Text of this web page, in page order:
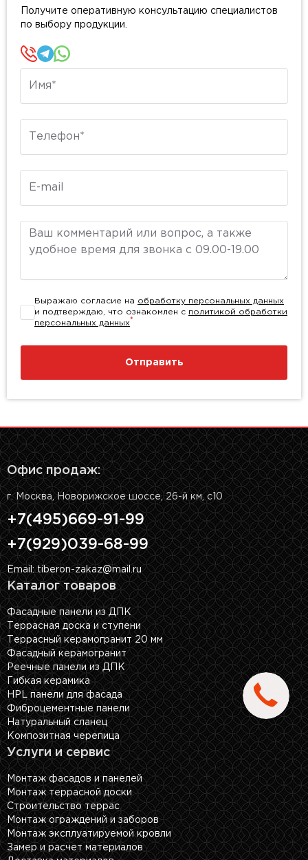
Получите оперативную консультацию специалистов
по выбору продукции.
Комментарий
Выражаю согласие на обработку персональных данных
и подтверждаю, что ознакомлен с политикой обработки
персональных данных*
Отправить
Офис продаж:
г. Москва, Новорижское шоссе, 26-й км, с10
+7(495)669-91-99
+7(929)039-68-99
Email: tiberon-zakaz@mail.ru
Каталог товаров
Фасадные панели из ДПК
Террасная доска и ступени
Террасный керамогранит 20 мм
Фасадный керамогранит
Реечные панели из ДПК
Гибкая керамика
HPL панели для фасада
Фиброцементные панели
Натуральный сланец
Композитная черепица
Услуги и сервис
Монтаж фасадов и панелей
Монтаж террасной доски
Строительство террас
Монтаж ограждений и заборов
Монтаж эксплуатируемой кровли
Замер и расчет материалов